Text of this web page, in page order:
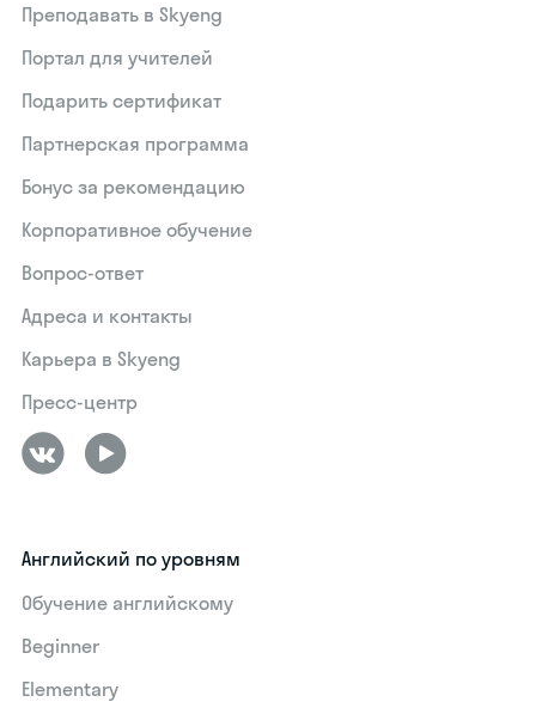
Преподавать в Skyeng
Портал для учителей
Подарить сертификат
Партнерская программа
Бонус за рекомендацию
Корпоративное обучение
Вопрос-ответ
Адреса и контакты
Карьера в Skyeng
Пресс-центр
Английский по уровням
Обучение английскому
Beginner
Elementary